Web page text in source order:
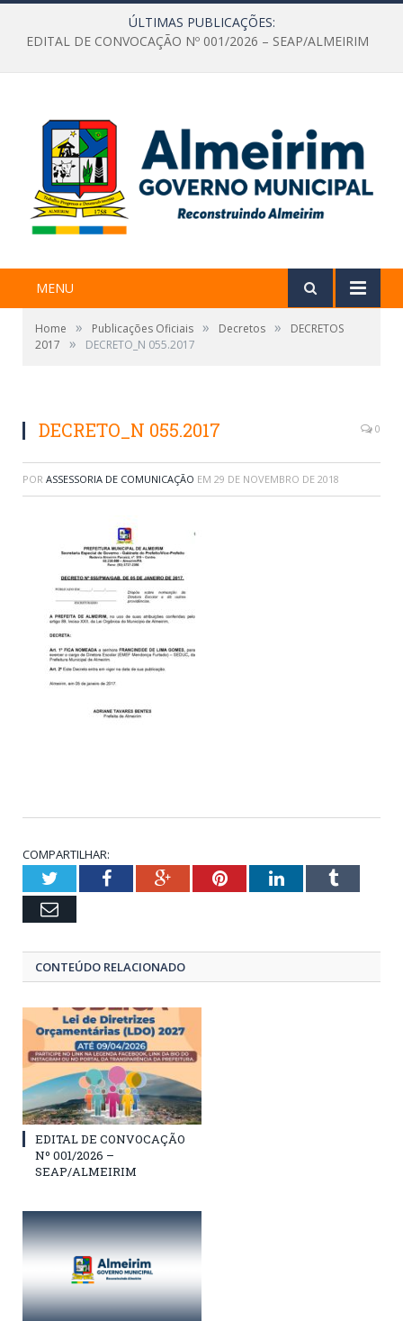
ÚLTIMAS PUBLICAÇÕES:
EDITAL DE CONVOCAÇÃO Nº 001/2026 – SEAP/ALMEIRIM
MENU
Home » Publicações Oficiais » Decretos »
DECRETOS
2017
» DECRETO_N 055.2017
DECRETO_N 055.2017 0
POR ASSESSORIA DE COMUNICAÇÃO EM 29 DE NOVEMBRO DE 2018
COMPARTILHAR:
TwitterFacebookGoogle+PinterestLinkedInTumblr
Email
CONTEÚDO RELACIONADO
EDITAL DE CONVOCAÇÃO
Nº 001/2026 –
SEAP/ALMEIRIM